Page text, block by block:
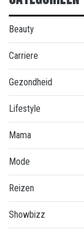
Beauty
Carriere
Gezondheid
Lifestyle
Mama
Mode
Reizen
Showbizz